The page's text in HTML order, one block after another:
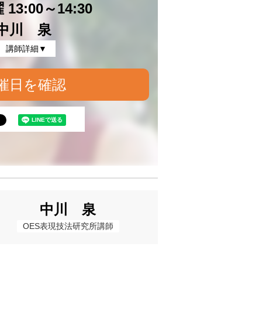
13:00～14:30
川 泉
講師詳細▼
日を確認
中川 泉
OES表現技法研究所講師